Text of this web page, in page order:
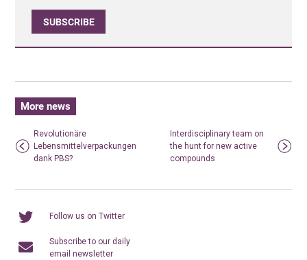
SUBSCRIBE
More news
Revolutionäre
Lebensmittelverpackungen
dank PBS?
Interdisciplinary team on
the hunt for new active
compounds
Follow us on Twitter
Subscribe to our daily
email newsletter